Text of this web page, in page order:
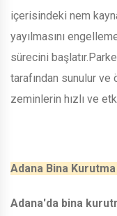
içerisindeki nem
yayılmasını
sürecini
tarafından sunulur ve
zeminlerin hızlı ve
Adana Bina Kurutma
Adana'da bina